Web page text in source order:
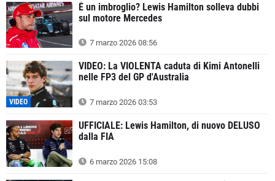
È un imbroglio? Lewis Hamilton solleva dubbi
sul motore Mercedes
7 marzo 2026 08:56
VIDEO
VIDEO: La VIOLENTA caduta di Kimi Antonelli
nelle FP3 del GP d'Australia
7 marzo 2026 03:53
UFFICIALE: Lewis Hamilton, di nuovo DELUSO
dalla FIA
6 marzo 2026 15:08